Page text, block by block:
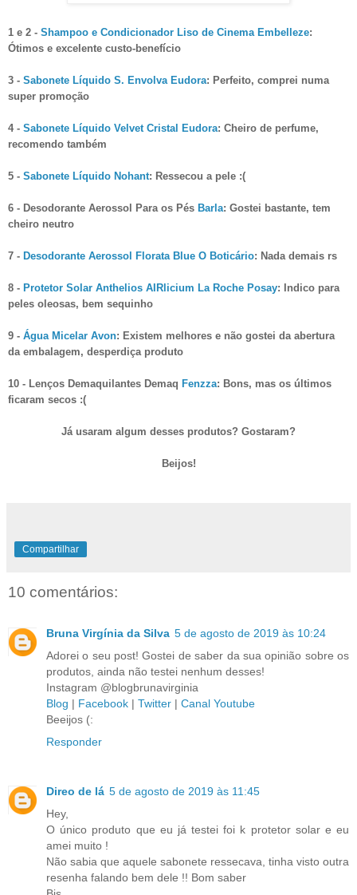
1 e 2 - Shampoo e Condicionador Liso de Cinema Embelleze:
Ótimos e excelente custo-benefício
3 - Sabonete Líquido S. Envolva Eudora: Perfeito, comprei numa
super promoção
4 - Sabonete Líquido Velvet Cristal Eudora: Cheiro de perfume,
recomendo também
5 - Sabonete Líquido Nohant: Ressecou a pele :(
6 - Desodorante Aerossol Para os Pés Barla: Gostei bastante, tem
cheiro neutro
7 - Desodorante Aerossol Florata Blue O Boticário: Nada demais rs
8 - Protetor Solar Anthelios AIRlicium La Roche Posay: Indico para
peles oleosas, bem sequinho
9 - Água Micelar Avon: Existem melhores e não gostei da abertura
da embalagem, desperdiça produto
10 - Lenços Demaquilantes Demaq Fenzza: Bons, mas os últimos
ficaram secos :(
Já usaram algum desses produtos? Gostaram?
Beijos!
Compartilhar
10 comentários:
Bruna Virgínia da Silva 5 de agosto de 2019 às 10:24
Adorei o seu post! Gostei de saber da sua opinião sobre os
produtos, ainda não testei nenhum desses!
Instagram @blogbrunavirginia
Blog | Facebook | Twitter | Canal Youtube
Beeijos (:
Responder
Direo de lá 5 de agosto de 2019 às 11:45
Hey,
O único produto que eu já testei foi k protetor solar e eu
amei muito !
Não sabia que aquele sabonete ressecava, tinha visto outra
resenha falando bem dele !! Bom saber